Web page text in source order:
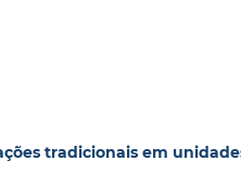
tradicionais em